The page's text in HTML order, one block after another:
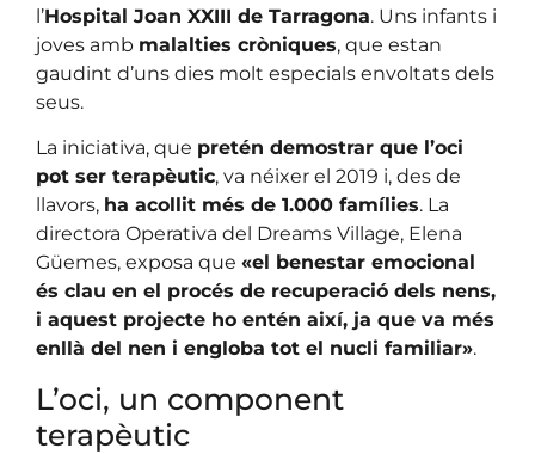
l’Hospital Joan XXIII de Tarragona. Uns infants i
joves amb malalties cròniques, que estan
gaudint d’uns dies molt especials envoltats dels
seus.
La iniciativa, que pretén demostrar que l’oci
pot ser terapèutic, va néixer el 2019 i, des de
llavors, ha acollit més de 1.000 famílies. La
directora Operativa del Dreams Village, Elena
Güemes, exposa que «el benestar emocional
és clau en el procés de recuperació dels nens,
i aquest projecte ho entén així, ja que va més
enllà del nen i engloba tot el nucli familiar».
L’oci, un component
terapèutic